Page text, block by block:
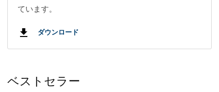
ています。
ダウンロード
ベストセラー